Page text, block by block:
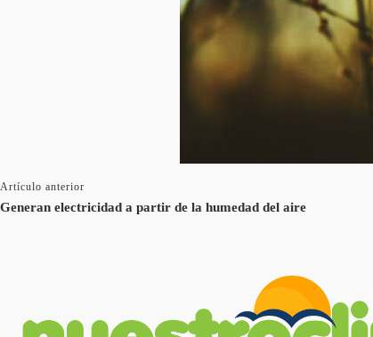
Artículo anterior
Generan electricidad a partir de la humedad del aire